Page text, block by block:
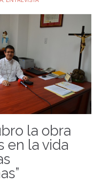
la obra
en la vida